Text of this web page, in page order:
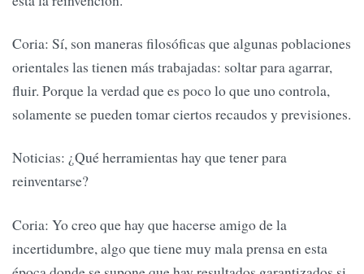
Coria: Sí, son maneras filosóficas que algunas poblaciones
orientales las tienen más trabajadas: soltar para agarrar,
fluir. Porque la verdad que es poco lo que uno controla,
solamente se pueden tomar ciertos recaudos y previsiones.
Noticias: ¿Qué herramientas hay que tener para
reinventarse?
Coria: Yo creo que hay que hacerse amigo de la
incertidumbre, algo que tiene muy mala prensa en esta